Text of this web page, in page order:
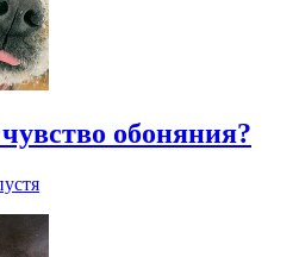
обоняния?